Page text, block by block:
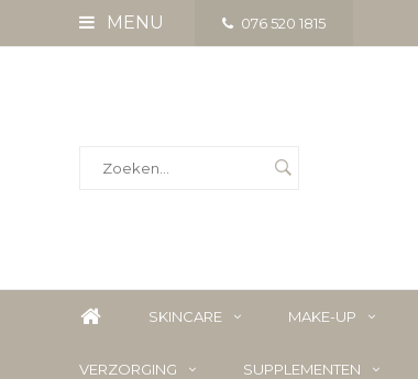
MENU 076 520 1815
SKINCARE MAKE-UP
VERZORGING SUPPLEMENTEN